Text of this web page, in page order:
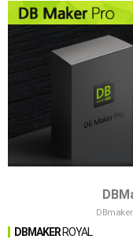
DBmaker
DBMAKER ROYAL